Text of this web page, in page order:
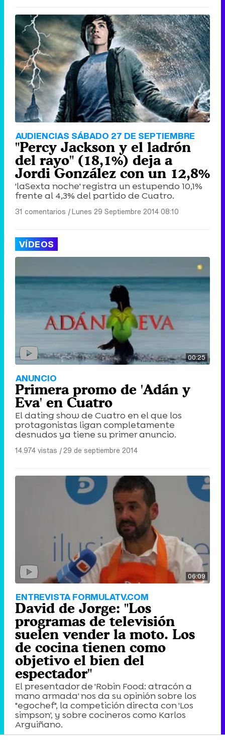
AUDIENCIAS SÁBADO 27 DE SEPTIEMBRE
"Percy Jackson y el ladrón
del rayo" (18,1%) deja a
Jordi González con un 12,8%
'laSexta noche' registra un estupendo 10,1%
frente al 4,3% del partido de Cuatro.
31 comentarios |Lunes 29 Septiembre 2014 08:10
VÍDEOS
00:25
ANUNCIO
Primera promo de 'Adán y
Eva' en Cuatro
El dating show de Cuatro en el que los
protagonistas ligan completamente
desnudos ya tiene su primer anuncio.
14.974 vistas |29 de septiembre 2014
06:09
ENTREVISTA FORMULATV.COM
David de Jorge: "Los
programas de televisión
suelen vender la moto. Los
de cocina tienen como
objetivo el bien del
espectador"
El presentador de 'Robin Food: atracón a
mano armada' nos da su opinión sobre los
"egochef", la competición directa con 'Los
simpson', y sobre cocineros como Karlos
Arguiñano.